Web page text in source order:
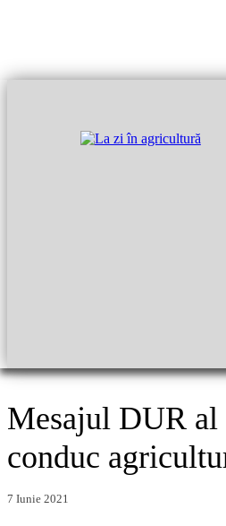
Mesajul DUR
conduc
7 Iunie 2021